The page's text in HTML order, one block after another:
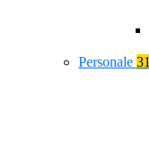
Personale 31